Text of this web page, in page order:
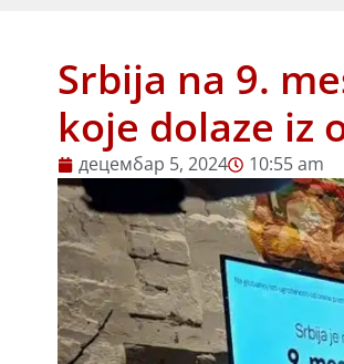
Srbija na 9.
koje dolaze iz
децембар 5, 2024 10:55 am